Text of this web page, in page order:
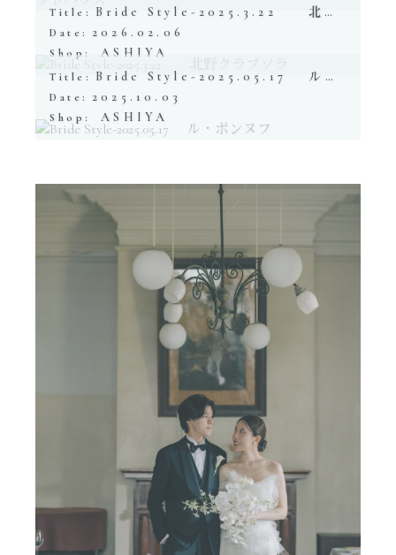
Title: Bride Style-2025.3.22 北野クラブソラ
Date: 2026.02.06
Shop: ASHIYA
Title: Bride Style-2025.05.17 ル・ポンヌフ
Date: 2025.10.03
Shop: ASHIYA